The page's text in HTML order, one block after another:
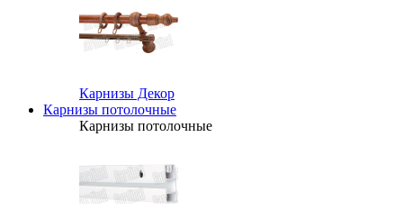
Карнизы Декор
Карнизы потолочные
Карнизы потолочные